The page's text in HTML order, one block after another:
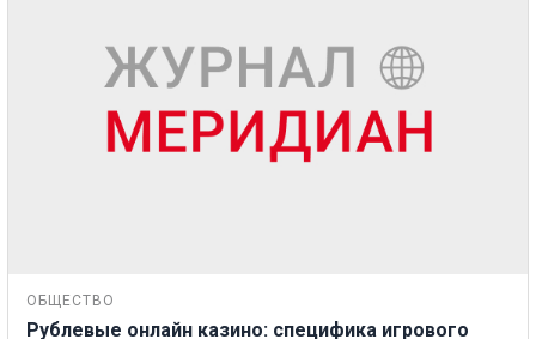
ОБЩЕСТВО
Рублевые онлайн казино: специфика игрового